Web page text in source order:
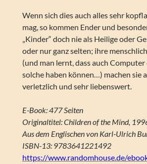
Wenn sich dies auch alles sehr
mag, so kommen Ender und
„Kinder“ doch nie als Heilige oder
oder nur ganz selten; ihre
(und man lernt, dass auch
solche haben können…) machen sie
verletzlich und sehr liebenswert.
E-Book: 477 Seiten
Originaltitel: Children of the Mind,
Aus dem Englischen von Karl-Ulrich
ISBN-13: 9783641221492
https://www.randomhouse.de/